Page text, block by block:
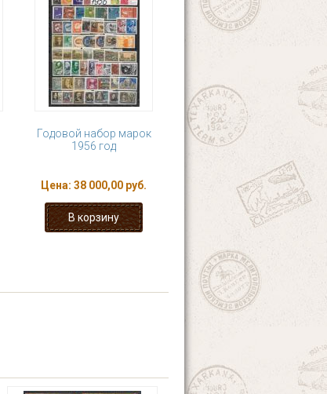
Годовой набор марок
1956 год
Цена: 38 000,00 руб.